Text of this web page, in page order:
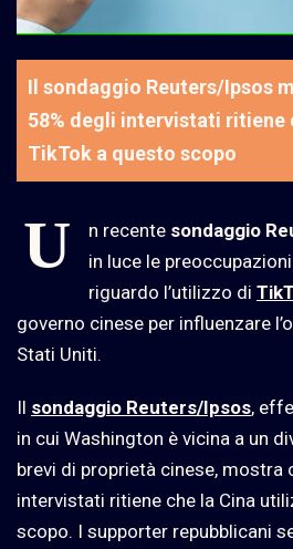
Il sondaggio Reuters/Ipsos
58% degli intervistati ritiene
TikTok a questo scopo
U n recente sondaggio
in luce le
riguardo l’utilizzo di
governo cinese per influenzare
Stati Uniti.
Il sondaggio Reuters/Ipsos,
in cui Washington è vicina a un
brevi di proprietà cinese, mostra
intervistati ritiene che la Cina
scopo. I supporter repubblicani